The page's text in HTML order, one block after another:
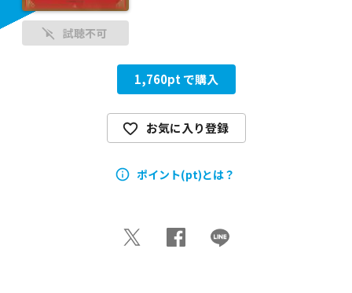
試聴不可
1,760pt で購入
お気に入り登録
ポイント(pt)とは？